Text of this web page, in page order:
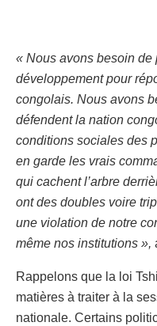
« Nous avons besoin de
développement pour
congolais. Nous avons
défendent la nation
conditions sociales des
en garde les vrais
qui cachent l’arbre
ont des doubles voire
une violation de notre
même nos institutions »,
Rappelons que la loi
matières à traiter à la
nationale. Certains